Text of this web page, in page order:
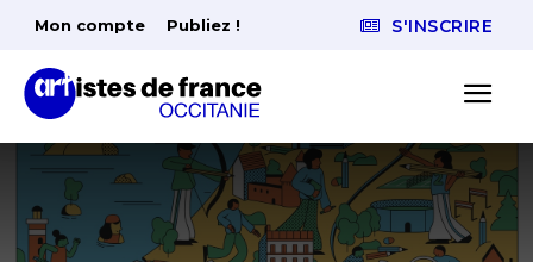
Mon compte Publiez ! S'INSCRIRE